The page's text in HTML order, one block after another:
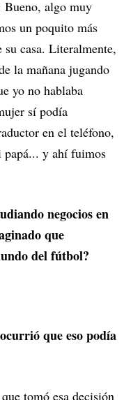
Bueno, algo muy
un poquito más
casa. Literalmente,
la mañana jugando
yo no hablaba
sí podía
en el teléfono,
papá... y ahí fuimos
negocios en
que
del fútbol?
que eso podía
tomó esa decisión